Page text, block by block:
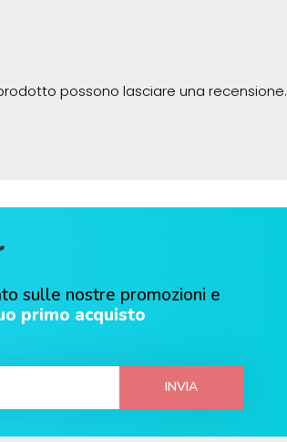
possono lasciare una recensione.
sulle nostre promozioni e
primo acquisto
INVIA